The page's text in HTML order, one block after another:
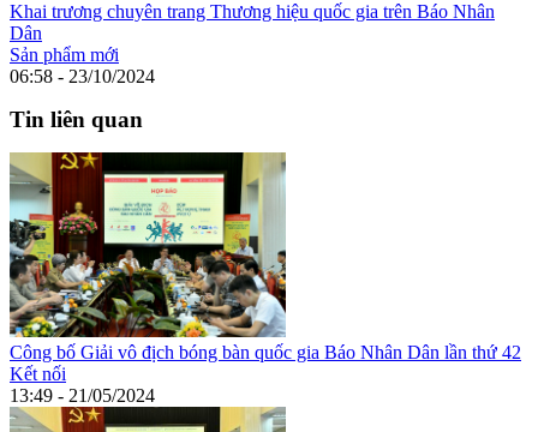
Khai trương chuyên trang Thương hiệu quốc gia trên Báo Nhân
Dân
Sản phẩm mới
06:58 - 23/10/2024
Tin liên quan
Công bố Giải vô địch bóng bàn quốc gia Báo Nhân Dân lần thứ 42
Kết nối
13:49 - 21/05/2024